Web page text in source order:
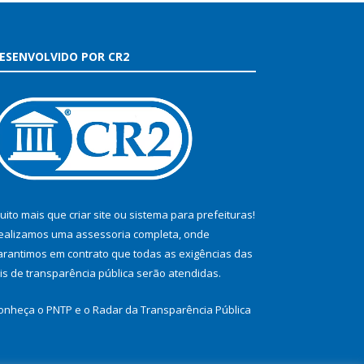
POR CR2
mais que criar site ou sistema para prefeituras!
uma assessoria completa, onde
em contrato que todas as exigências das
de transparência pública serão atendidas.
o PNTP e o Radar da Transparência Pública